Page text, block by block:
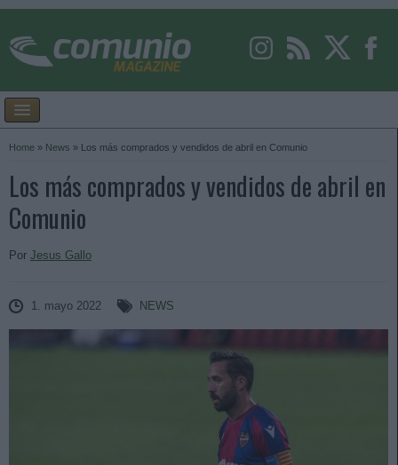
Home » News » Los más comprados y vendidos de abril en Comunio
Los más comprados y vendidos de abril en
Comunio
Por Jesus Gallo
1. mayo 2022 NEWS